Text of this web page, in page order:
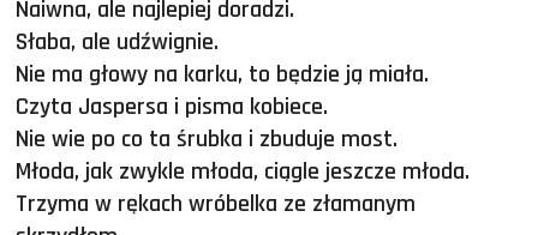
Naiwna, ale najlepiej doradzi.
Słaba, ale udźwignie.
Nie ma głowy na karku, to będzie ją miała.
Czyta Jaspersa i pisma kobiece.
Nie wie po co ta śrubka i zbuduje most.
Młoda, jak zwykle młoda, ciągle jeszcze młoda.
Trzyma w rękach wróbelka ze złamanym